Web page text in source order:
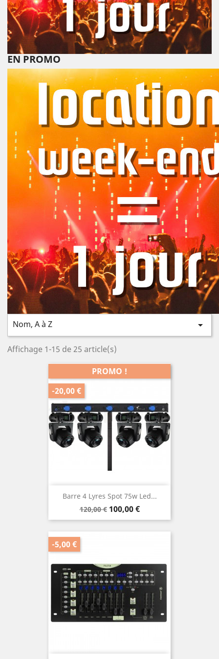
EN PROMO
Nom, A à Z 
Affichage 1-15 de 25 article(s)
Barre 4 Lyres Spot 75w Led...
Prix
de
120,00 € Prix
100,00 €
PROMO !
-20,00 €
-5,00 €